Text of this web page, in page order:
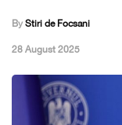
By Stiri de Focsani
,28 August 2025